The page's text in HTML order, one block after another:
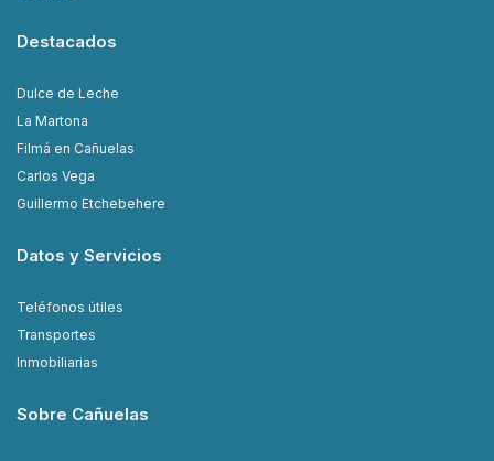
Destacados
Dulce de Leche
La Martona
Filmá en Cañuelas
Carlos Vega
Guillermo Etchebehere
Datos y Servicios
Teléfonos útiles
Transportes
Inmobiliarias
Sobre Cañuelas